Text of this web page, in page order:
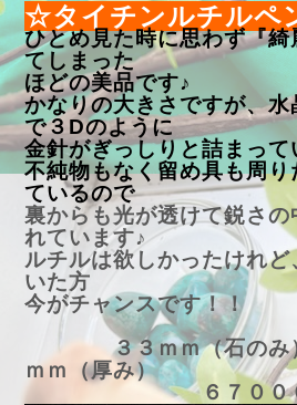
☆タイチンルチルペ
ひとめ見た時に思わず『綺
てしまった
ほどの美品です♪
かなりの大きさですが、水
で３Dのように
金針がぎっしりと詰まって
不純物もなく留め具も周
ているので
裏からも光が透けて鋭さ
れています♪
ルチルは欲しかったけれ
いた方
今がチャンスです！！
３３ｍｍ（石のみ）
ｍｍ（厚み）
６７０００